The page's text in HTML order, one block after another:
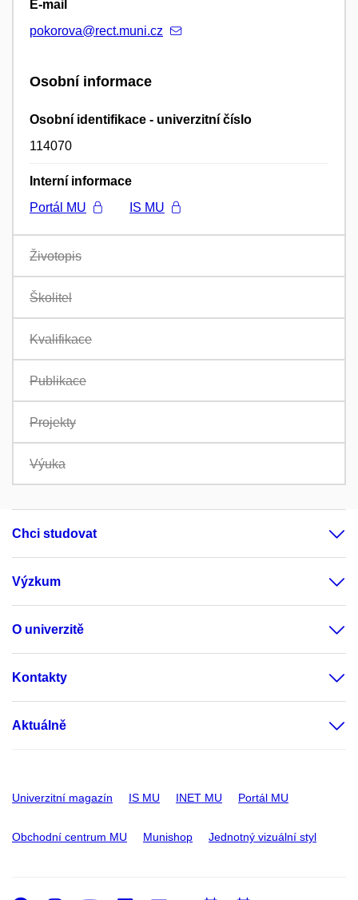
E-mail
pokorova@rect.muni.cz
Osobní informace
Osobní identifikace - univerzitní číslo
114070
Interní informace
Portál MU
IS MU
Životopis
Školitel
Kvalifikace
Publikace
Projekty
Výuka
Chci studovat
Výzkum
O univerzitě
Kontakty
Aktuálně
Univerzitní magazín IS MU INET MU Portál MU
Obchodní centrum MU Munishop Jednotný vizuální styl